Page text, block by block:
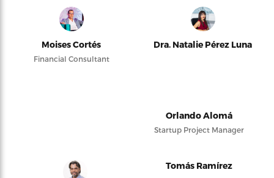
Moises Cortés
Financial Consultant
Dra. Natalie Pérez Luna
Orlando Alomá
Startup Project Manager
Tomás Ramírez